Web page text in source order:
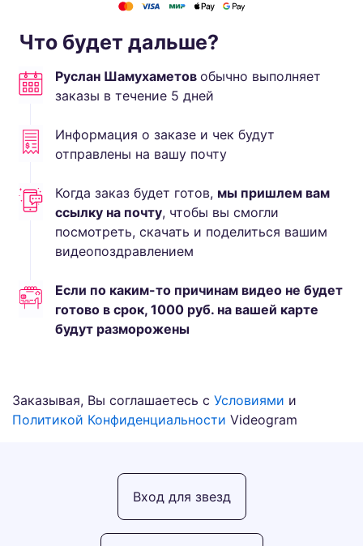
Что будет дальше?
Руслан Шамухаметов обычно выполняет
заказы в течение 5 дней
Информация о заказе и чек будут
отправлены на вашу почту
Когда заказ будет готов, мы пришлем вам
ссылку на почту, чтобы вы смогли
посмотреть, скачать и поделиться вашим
видеопоздравлением
Если по каким-то причинам видео не будет
готово в срок, 1000 руб. на вашей карте
будут разморожены
Заказывая, Вы соглашаетесь с Условиями и
Политикой Конфиденциальности Videogram
Вход для звезд